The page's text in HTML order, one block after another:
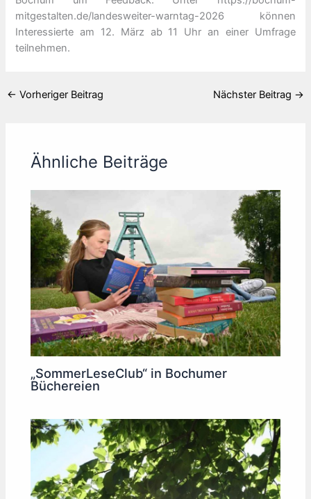
mitgestalten.de/landesweiter-warntag-2026 können
Interessierte am 12. März ab 11 Uhr an einer Umfrage
teilnehmen.
← Vorheriger Beitrag Nächster Beitrag →
Ähnliche Beiträge
„SommerLeseClub“ in Bochumer
Büchereien